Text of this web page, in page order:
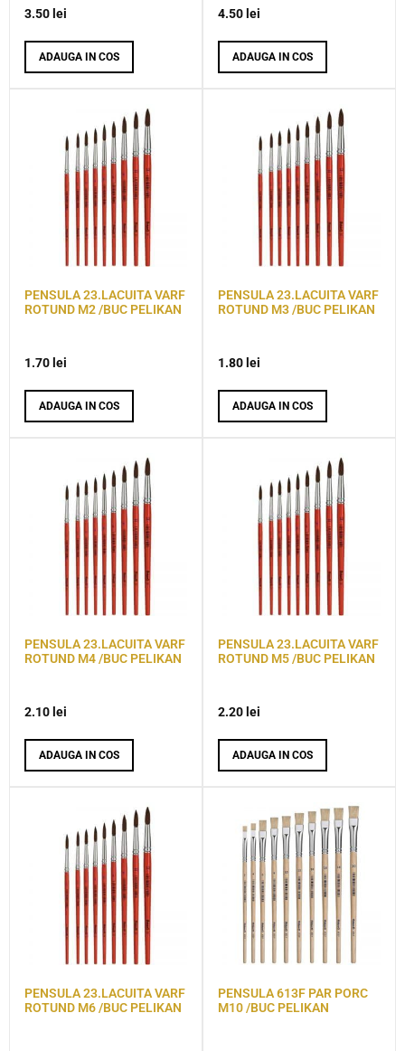
3.50 lei
ADAUGA IN COS
4.50 lei
ADAUGA IN COS
PENSULA 23.LACUITA VARF
ROTUND M2 /BUC PELIKAN
1.70 lei
ADAUGA IN COS
PENSULA 23.LACUITA VARF
ROTUND M3 /BUC PELIKAN
1.80 lei
ADAUGA IN COS
PENSULA 23.LACUITA VARF
ROTUND M4 /BUC PELIKAN
2.10 lei
ADAUGA IN COS
PENSULA 23.LACUITA VARF
ROTUND M5 /BUC PELIKAN
2.20 lei
ADAUGA IN COS
PENSULA 23.LACUITA VARF
ROTUND M6 /BUC PELIKAN
PENSULA 613F PAR PORC
M10 /BUC PELIKAN